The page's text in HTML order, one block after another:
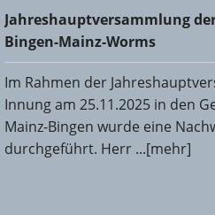
Jahreshauptversammlung der
Mainz-Worms
Jahreshauptversammlung
Bingen-Mainz-Worms
Im Rahmen der
Innung am 25.11.2025 in den
Mainz-Bingen wurde eine
durchgeführt. Herr ...[mehr]